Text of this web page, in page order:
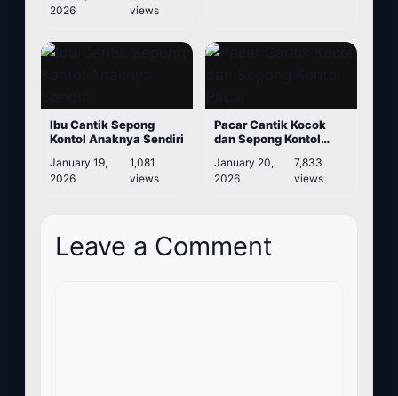
2026
views
Ibu Cantik Sepong
Kontol Anaknya Sendiri
January 19,
2026
1,081
views
Pacar Cantik Kocok
dan Sepong Kontol
January 20,
2026
7,833
views
Leave a Comment